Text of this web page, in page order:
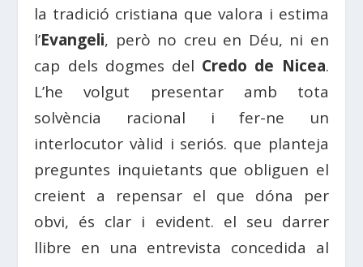
la tradició cristiana que valora i estima
l’Evangeli, però no creu en Déu, ni en
cap dels dogmes del Credo de Nicea.
L’he volgut presentar amb tota
solvència racional i fer-ne un
interlocutor vàlid i seriós. que planteja
preguntes inquietants que obliguen el
creient a repensar el que dóna per
obvi, és clar i evident. el seu darrer
llibre en una entrevista concedida al